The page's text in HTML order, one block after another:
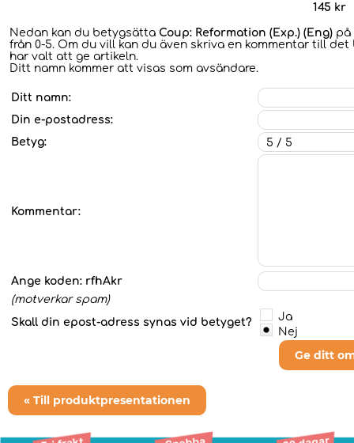
145 kr
Nedan kan du betygsätta Coup: Reformation (Exp.) (Eng) på
från 0-5. Om du vill kan du även skriva en kommentar till det
har valt att ge artikeln.
Ditt namn kommer att visas som avsändare.
Ditt namn:
Din e-postadress:
Betyg:
Kommentar:
Ange koden: rfhAkr
(motverkar spam)
Skall din epost-adress synas vid betyget?
Ja
Nej
Ge ditt
« Till produktpresentationen